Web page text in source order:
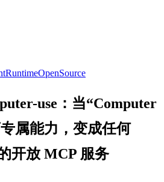
OpenSource
use：当“Computer
属能力，变成任何
开放 MCP 服务